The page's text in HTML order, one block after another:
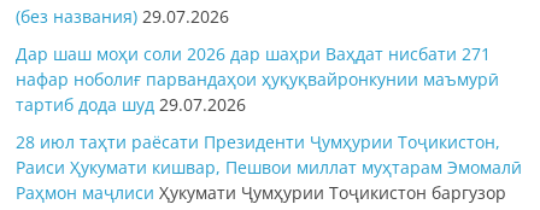
(без названия) 29.07.2026
Дар шаш моҳи соли 2026 дар шаҳри Ваҳдат нисбати 271
нафар ноболиғ парвандаҳои ҳуқуқвайронкунии маъмурӣ
тартиб дода шуд 29.07.2026
28 июл таҳти раёсати Президенти Ҷумҳурии Тоҷикистон,
Раиси Ҳукумати кишвар, Пешвои миллат муҳтарам Эмомалӣ
Раҳмон маҷлисиҲукумати Ҷумҳурии Тоҷикистон баргузор